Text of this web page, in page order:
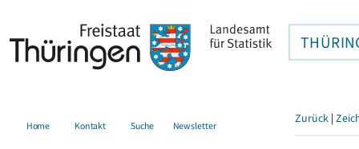
Home Kontakt Suche Newsletter Zurück |